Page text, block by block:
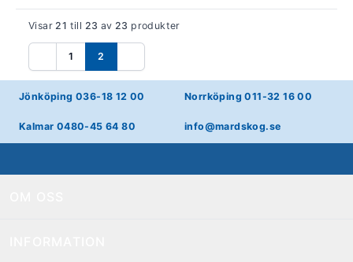
Visar 21 till 23 av 23 produkter
Föregående
1 2
Nästa
Jönköping 036-18 12 00 Norrköping 011-32 16 00
Kalmar 0480-45 64 80 info@mardskog.se